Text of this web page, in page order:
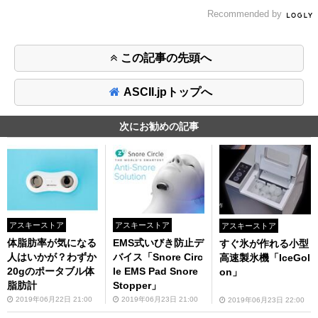
Recommended by
この記事の先頭へ
ASCII.jpトップへ
次にお勧めの記事
アスキーストア
体脂肪率が気になる
人はいかが？わずか
20gのポータブル体
脂肪計
2019年06月22日 21:00
アスキーストア
EMS式いびき防止デ
バイス「Snore Circ
le EMS Pad Snore
Stopper」
2019年06月23日 21:00
アスキーストア
すぐ氷が作れる小型
高速製氷機「IceGol
on」
2019年06月23日 22:00